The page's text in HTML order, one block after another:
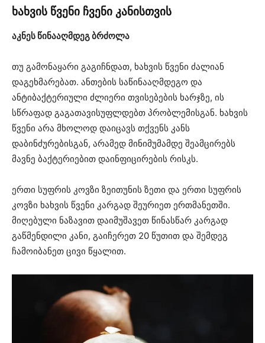
ხახვის წვენი ჩვენი კანისთვის
აკნეს წინააღმდეგ ბრძოლა
თუ გამონაყარი გაგიჩნდათ, ხახვის წვენი ძალიან
დაგეხმარებათ. ანთების საწინააღმდეგო და
ანტიბაქტერიული ძლიერი თვისებების ხარჯზე, ის
სწრაფად გაგათავისუფლდებთ პრობლემისგან. ხახვის
წვენი არა მხოლოდ დაიცავს თქვენს კანს
დაბინძურებისგან, არამედ მინიმუმამდე შეამცირებს
მავნე ბაქტერიებით დაინფიცირების რისკს.
ერთი სუფრის კოვზი ზეითუნის ზეთი და ერთი სუფრის
კოვზი ხახვის წვენი კარგად შეურიეთ ერთმანეთში.
მიღებული ნაზავით დაიმუშავეთ წინასწარ კარგად
გაწმენდილი კანი, გაიჩერეთ 20 წუთით და შემდეგ
ჩამოიბანეთ ცივი წყალით.